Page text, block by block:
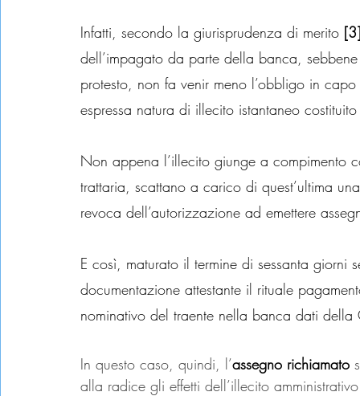
Infatti, secondo la giurisprudenza di merito [3]
dell’impagato da parte della banca,
protesto, non fa venir meno l’obbligo in
espressa natura di illecito istantaneo
Non appena l’illecito giunge a compimento
trattaria, scattano a carico di quest’ultima
revoca dell’autorizzazione ad emettere
E così, maturato il termine di sessanta
documentazione attestante il rituale
nominativo del traente nella banca dati della
In questo caso, quindi, l’assegno richiamato
alla radice gli effetti dell’illecito